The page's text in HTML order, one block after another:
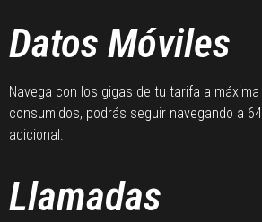
Datos Móviles
Navega con los gigas de tu tarifa a
consumidos, podrás seguir navegando a
adicional.
Llamadas